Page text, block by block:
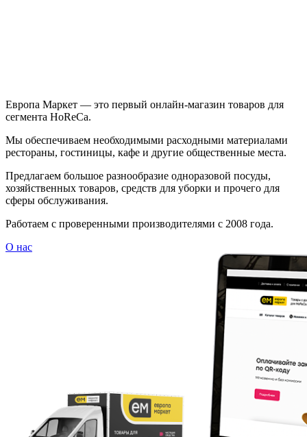
Европа Маркет — это первый онлайн-магазин товаров для
сегмента HoReCa.
Мы обеспечиваем необходимыми расходными материалами
рестораны, гостиницы, кафе и другие общественные места.
Предлагаем большое разнообразие одноразовой посуды,
хозяйственных товаров, средств для уборки и прочего для
сферы обслуживания.
Работаем с проверенными производителями с 2008 года.
О нас